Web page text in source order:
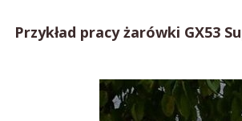
Przykład pracy żarówki GX53